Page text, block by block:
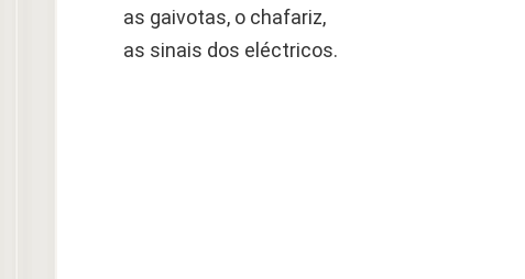
as gaivotas, o chafariz,
as sinais dos eléctricos.